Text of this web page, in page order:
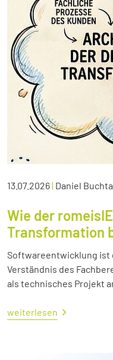
13.07.2026| Daniel Buchta
Wie der
Transformation
Softwareentwicklung ist
Verständnis des
als technisches Projekt
weiterlesen